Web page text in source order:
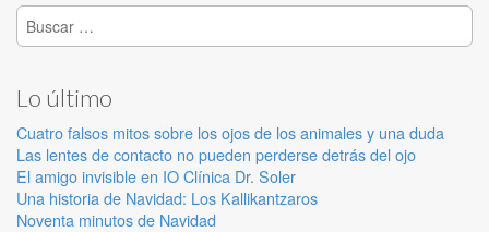
Buscar:
Lo último
Cuatro falsos mitos sobre los ojos de los animales y una duda
Las lentes de contacto no pueden perderse detrás del ojo
El amigo invisible en IO Clínica Dr. Soler
Una historia de Navidad: Los Kallikantzaros
Noventa minutos de Navidad